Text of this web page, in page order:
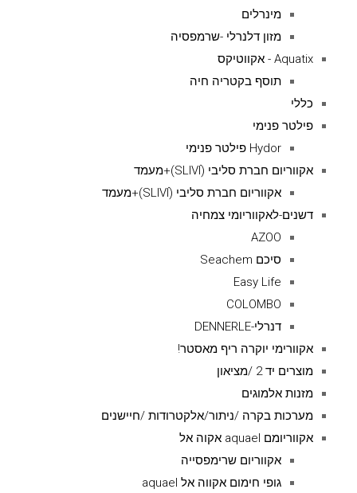
מינרלים
מזון דלנרלי -שרמפסיה
Aquatix - אקווטיקס
תוסף בקטריה חיה
כללי
פילטר פנימי
Hydor פילטר פנימי
אקווריום חברת סליבי (SLIVIׂׂ)+מעמד
אקווריום חברת סליבי (SLIVIׂׂ)+מעמד
דשנים-לאקווריומי צמחיה
AZOO
סיכם Seachem
Easy Life
COLOMBO
דנרלי-DENNERLE
אקוורימי יוקרה ריף מאסטר!
מוצרים יד 2 /מציאון
מזנות אלמוגים
מערכות בקרה /ניתור/אלקטרודות /חיישנים
אקווריומם aquael אקוה אל
אקווריום שרימפסייה
גופי חימום אקווה אל aquael